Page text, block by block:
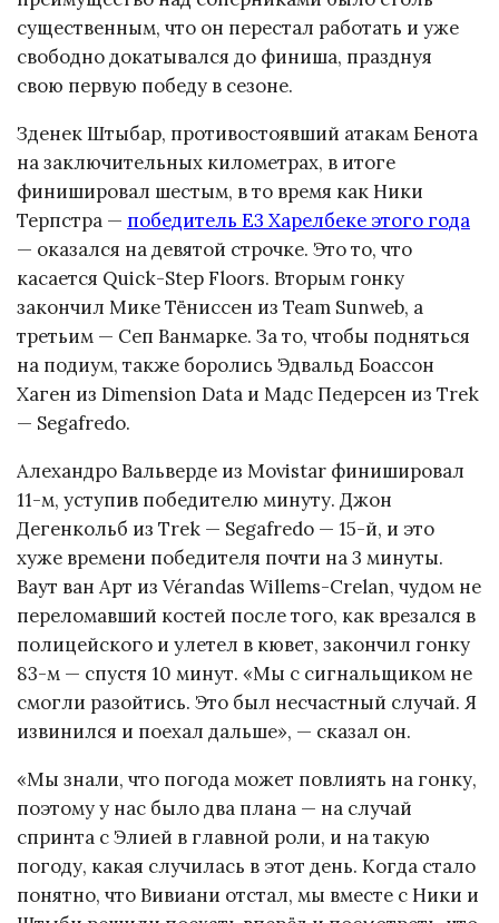
существенным, что он перестал работать и уже
свободно докатывался до финиша, празднуя
свою первую победу в сезоне.
Зденек Штыбар, противостоявший атакам Бенота
на заключительных километрах, в итоге
финишировал шестым, в то время как Ники
Терпстра — победитель Е3 Харелбеке этого года
— оказался на девятой строчке. Это то, что
касается Quick-Step Floors. Вторым гонку
закончил Мике Тёниссен из Team Sunweb, а
третьим — Сеп Ванмарке. За то, чтобы подняться
на подиум, также боролись Эдвальд Боассон
Хаген из Dimension Data и Мадс Педерсен из Trek
— Segafredo.
Алехандро Вальверде из Movistar финишировал
11-м, уступив победителю минуту. Джон
Дегенкольб из Trek — Segafredo — 15-й, и это
хуже времени победителя почти на 3 минуты.
Ваут ван Арт из Vérandas Willems-Crelan, чудом не
переломавший костей после того, как врезался в
полицейского и улетел в кювет, закончил гонку
83-м — спустя 10 минут. «Мы с сигнальщиком не
смогли разойтись. Это был несчастный случай. Я
извинился и поехал дальше», — сказал он.
«Мы знали, что погода может повлиять на гонку,
поэтому у нас было два плана — на случай
спринта с Элией в главной роли, и на такую
погоду, какая случилась в этот день. Когда стало
понятно, что Вивиани отстал, мы вместе с Ники и